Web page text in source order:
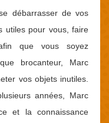
débarrasser de vos
utiles pour vous, faire
que vous soyez
brocanteur, Marc
vos objets inutiles.
années, Marc
et la connaissance